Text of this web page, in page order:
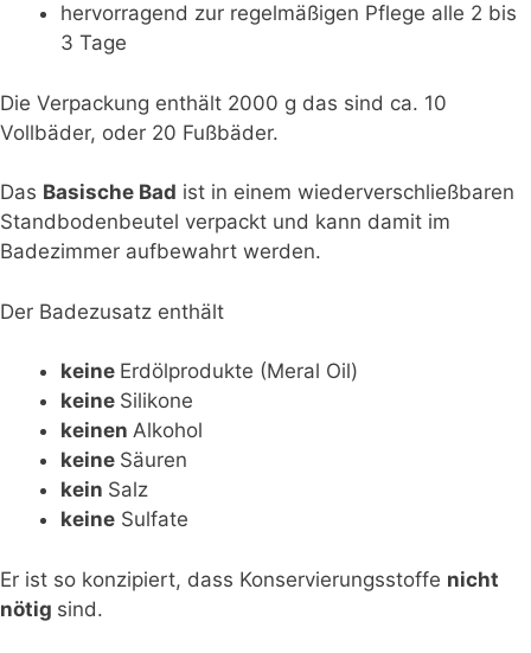
hervorragend zur regelmäßigen Pflege alle 2 bis
3 Tage
Die Verpackung enthält 2000 g das sind ca. 10
Vollbäder, oder 20 Fußbäder.
Das Basische Bad ist in einem wiederverschließbaren
Standbodenbeutel verpackt und kann damit im
Badezimmer aufbewahrt werden.
Der Badezusatz enthält
keine Erdölprodukte (Meral Oil)
keine Silikone
keinen Alkohol
keine Säuren
kein Salz
keine Sulfate
Er ist so konzipiert, dass Konservierungsstoffe nicht
nötig sind.